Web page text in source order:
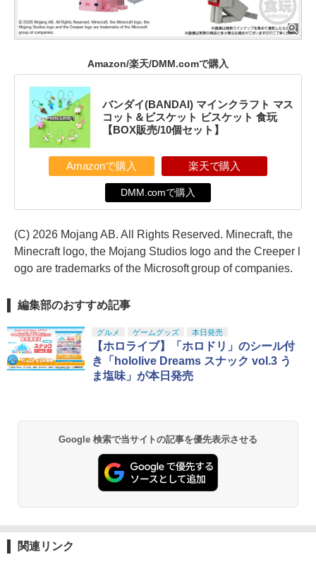
Amazon/楽天/DMM.comで購入
バンダイ(BANDAI) マインクラフト マス
コット＆ビスケット ビスケット 食玩
【BOX販売/10個セット】
Amazonで購入 楽天で購入
DMM.comで購入
(C) 2026 Mojang AB. All Rights Reserved. Minecraft, the
Minecraft logo, the Mojang Studios logo and the Creeper l
ogo are trademarks of the Microsoft group of companies.
編集部のおすすめ記事
グルメ ゲームグッズ 本日発売
【ホロライブ】「ホロドリ」のシール付
き「hololive Dreams スナック vol.3 う
ま塩味」が本日発売
Google 検索で当サイトの記事を優先表示させる
関連リンク